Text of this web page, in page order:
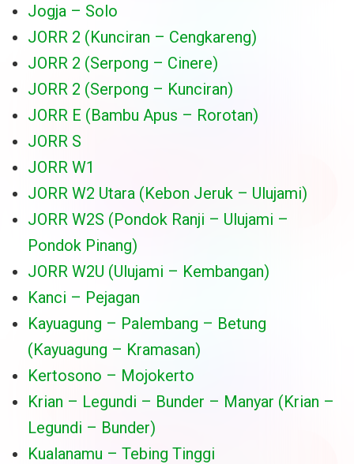
Jogja – Solo
JORR 2 (Kunciran – Cengkareng)
JORR 2 (Serpong – Cinere)
JORR 2 (Serpong – Kunciran)
JORR E (Bambu Apus – Rorotan)
JORR S
JORR W1
JORR W2 Utara (Kebon Jeruk – Ulujami)
JORR W2S (Pondok Ranji – Ulujami –
Pondok Pinang)
JORR W2U (Ulujami – Kembangan)
Kanci – Pejagan
Kayuagung – Palembang – Betung
(Kayuagung – Kramasan)
Kertosono – Mojokerto
Krian – Legundi – Bunder – Manyar (Krian –
Legundi – Bunder)
Kualanamu – Tebing Tinggi